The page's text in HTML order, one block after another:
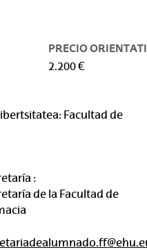
PRECIO
2.200 €
Facultad de
:
de la Facultad de